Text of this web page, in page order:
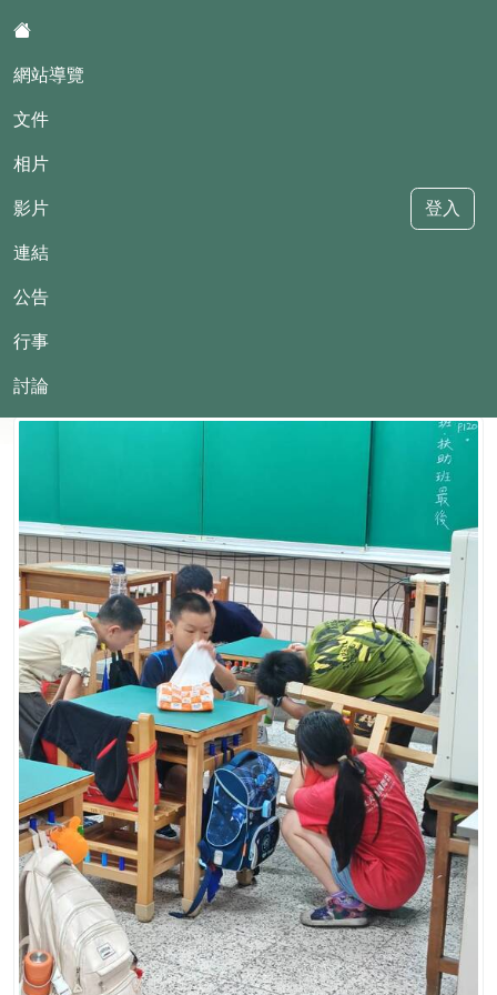
網站導覽
文件
相片
影片
連結
公告
行事
討論
登入
堵南國小114學年度四年甲班
現在位置:相片
1169594_0